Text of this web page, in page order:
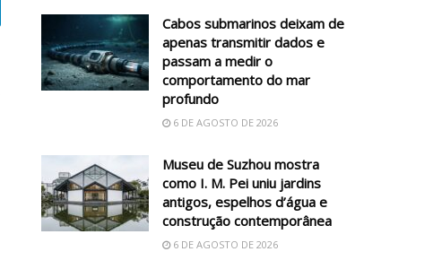
Cabos submarinos deixam de
apenas transmitir dados e
passam a medir o
comportamento do mar
profundo
6 DE AGOSTO DE 2026
Museu de Suzhou mostra
como I. M. Pei uniu jardins
antigos, espelhos d’água e
construção contemporânea
6 DE AGOSTO DE 2026